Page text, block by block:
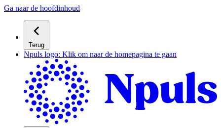
Ga naar de hoofdinhoud
Terug
Npuls logo: Klik om naar de homepagina te gaan